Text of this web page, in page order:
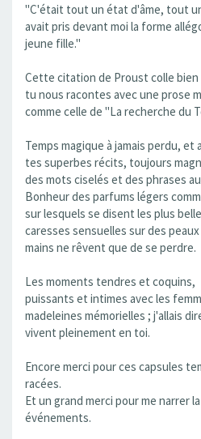
"C'était tout un état d'âme, tout
avait pris devant moi la forme
jeune fille."
Cette citation de Proust colle
tu nous racontes avec une prose
comme celle de "La recherche du
Temps magique à jamais perdu,
tes superbes récits, toujours
des mots ciselés et des phrases
Bonheur des parfums légers
sur lesquels se disent les plus
caresses sensuelles sur des
mains ne rêvent que de se perdre.
Les moments tendres et coquins,
puissants et intimes avec les
madeleines mémorielles ; j'allais
vivent pleinement en toi.
Encore merci pour ces capsules
racées.
Et un grand merci pour me narrer
événements.